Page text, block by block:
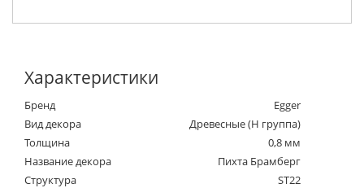
Характеристики
Бренд
Egger
Вид декора
Древесные (Н группа)
Толщина
0,8 мм
Название декора
Пихта Брамберг
Структура
ST22